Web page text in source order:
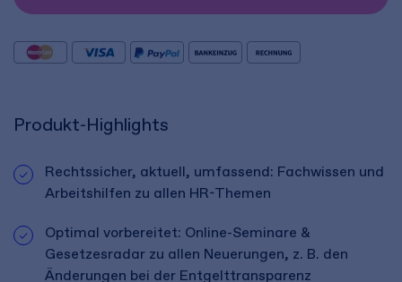
Produkt-Highlights
Rechtssicher, aktuell, umfassend: Fachwissen und
Arbeitshilfen zu allen HR-Themen
Optimal vorbereitet: Online-Seminare &
Gesetzesradar zu allen Neuerungen, z. B. den
Änderungen bei der Entgelttransparenz